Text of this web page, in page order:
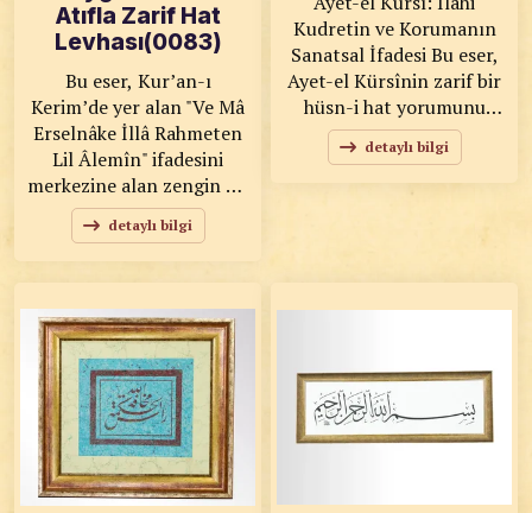
Atıfla Zarif Hat
Levhası(0083)
Bu eser, Kur’an-ı
Kerim’de yer alan "Ve Mâ
Erselnâke İllâ Rahmeten
Lil Âlemîn" ifadesini
merkezine alan zengin bir
hüsn-i hat ve tezhip
çalışmasıdır. “Seni ancak
gelen bu ayet, Peygamber
Efendimiz’in (s.a.v.) tüm
insanlığa rahmet oluşunu
vurgular. KOD: 0083
SANATKÂR: Heysem
Salmo ALHALABİ
ÖLÇÜLER: 84x109 ESER
ÖZELLİKLERİ: Tıpkı
detaylı bilgi
Kudretin ve Korumanın
Sanatsal İfadesi Bu eser,
Ayet-el Kürsînin zarif bir
hüsn-i hat yorumunu
sunmaktadır. İslam
inancında en faziletli
ayetlerden biri olarak
KOD: 0084 SANATKÂR:
ÖLÇÜLER: 60x90 ESER
ÖZELLİKLERİ: Tıpkı
Basım
detaylı bilgi